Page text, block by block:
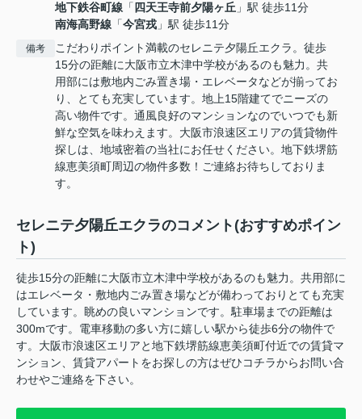
地下鉄谷町線 「 四天王寺前夕陽ヶ丘 」駅 徒歩11分
南海高野線 「今宮戎 」駅 徒歩11分
備考
こだわりポイント満載のセレニテ夕陽丘エクラ。徒歩
15分の距離に大阪市立木津中学校があるのも魅力。共
用部には敷地内ごみ置き場・エレベータなどが揃ってお
り、とても充実しています。地上15階建てでニーズの
高い物件です。通風良好のマンションなのでいつでも新
鮮な空気を味わえます。大阪市浪速区エリアの賃貸物件
探しは、地域密着の当社にお任せください。地下鉄堺筋
線恵美須町周辺の物件多数！ご連絡お待ちしておりま
す。
セレニテ夕陽丘エクラのコメント(おすすめポイン
ト)
徒歩15分の距離に大阪市立木津中学校があるのも魅力。共用部に
はエレベータ・敷地内ごみ置き場などが備わっておりとても充実
しています。眺めの良いマンションです。駐車場までの距離は
300mです。電車移動の多い方に嬉しい駅から徒歩6分の物件で
す。大阪市浪速区エリアと地下鉄堺筋線恵美須町付近での賃貸マ
ンション、賃貸アパートをお探しの方はぜひコチラからお問い合
わせやご連絡を下さい。